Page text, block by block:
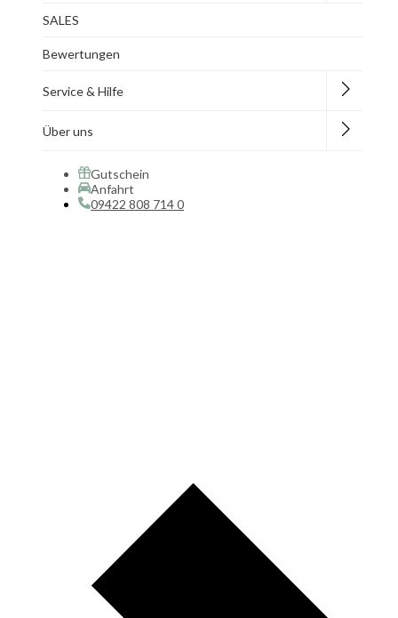
SALES
Bewertungen
Service & Hilfe
Über uns
Gutschein
Anfahrt
09422 808 714 0